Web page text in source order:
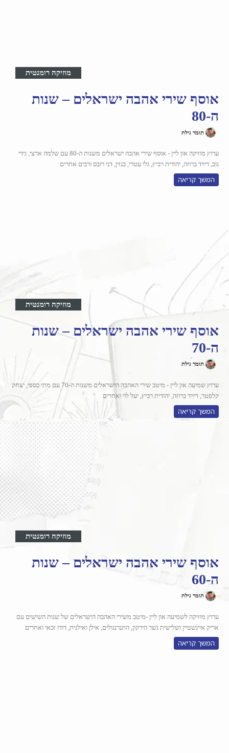
מוזיקה רומנטית
אוסף שירי אהבה ישראלים – שנות
ה-80
תומר גילת
ערוץ מוזיקה און ליין - אוסף שירי אהבה ישראלים משנות ה-80 עם שלמה ארצי, גידי
גוב, דיויד ברוזה, יהודית רביץ, גלי עטרי, בנזין, דני רובס ורבים אחרים
המשך קריאה
מוזיקה רומנטית
אוסף שירי אהבה ישראלים – שנות
ה-70
תומר גילת
ערוץ שמיעה און ליין - מיטב שירי האהבה הישראלים משנות ה-70 עם מתי כספי, יצחק
קלפטר, דיויד ברוזה, יהודית רביץ, יעל לוי ואחרים
המשך קריאה
מוזיקה רומנטית
אוסף שירי אהבה ישראלים – שנות
ה-60
תומר גילת
ערוץ מוזיקה לשמיעה און ליין -מיטב משירי האהבה הישראלים של שנות השישים עם
אריק איינשטיין ושלישית גשר הירקון, התנרנגולים, אילן ואילנית, דודו זכאי ואחרים
המשך קריאה